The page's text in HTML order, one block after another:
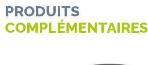
PRODUITS
COMPLÉMENTAIRES